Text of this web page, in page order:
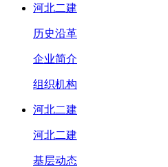
河北二建
历史沿革
企业简介
组织机构
河北二建
河北二建
基层动态